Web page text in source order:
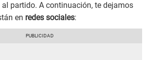
al partido. A continuación, te dejamos
en redes sociales: